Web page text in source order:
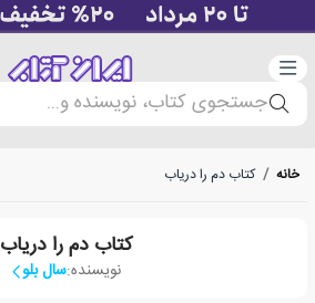
دسته‌بندی
جستجوی کتاب، نویسنده و...
خانه / کتاب دم را دریاب
کتاب دم را دریاب
نویسنده:سال بلو